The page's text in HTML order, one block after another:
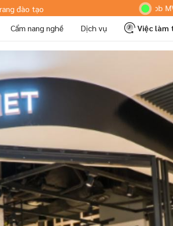
đào tạo Hoteljob MV: "Tôi
Cẩm nang nghề Dịch vụ
Việc làm